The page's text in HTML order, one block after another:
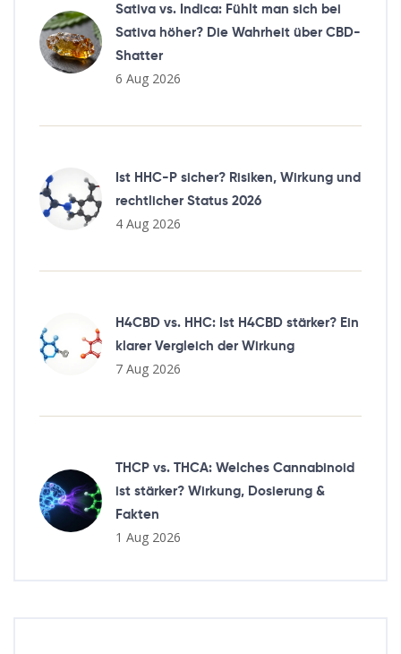
Sativa vs. Indica: Fühlt man sich bei
Sativa höher? Die Wahrheit über CBD-
Shatter
6 Aug 2026
Ist HHC-P sicher? Risiken, Wirkung und
rechtlicher Status 2026
4 Aug 2026
H4CBD vs. HHC: Ist H4CBD stärker? Ein
klarer Vergleich der Wirkung
7 Aug 2026
THCP vs. THCA: Welches Cannabinoid
ist stärker? Wirkung, Dosierung &
Fakten
1 Aug 2026